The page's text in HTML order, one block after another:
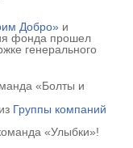
Добро»и
фонда прошел
генерального
«Болты и
Группы компаний
«Улыбки»!